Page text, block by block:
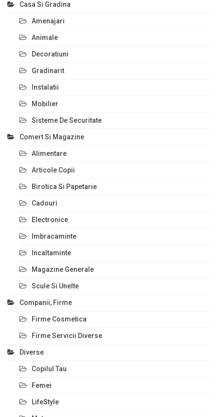
Casa Si Gradina
Amenajari
Animale
Decoratiuni
Gradinarit
Instalatii
Mobilier
Sisteme De Securitate
Comert Si Magazine
Alimentare
Articole Copii
Birotica Si Papetarie
Cadouri
Electronice
Imbracaminte
Incaltaminte
Magazine Generale
Scule Si Unelte
Companii, Firme
Firme Cosmetica
Firme Servicii Diverse
Diverse
Copilul Tau
Femei
LifeStyle